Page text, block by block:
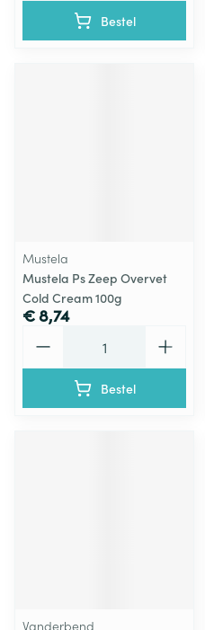
Bestel
Mustela
Mustela Ps Zeep Overvet
Cold Cream 100g
€ 8,74
Bestel
Vanderbend